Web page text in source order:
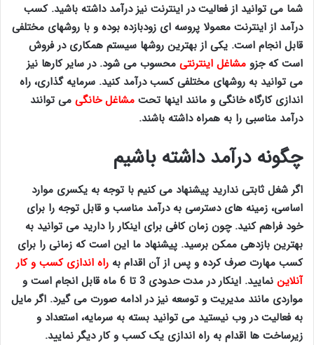
شما می توانید از فعالیت در اینترنت نیز درآمد داشته باشید. کسب
درآمد از اینترنت معمولا پروسه ای زودبازده بوده و با روشهای مختلفی
قابل انجام است. یکی از بهترین روشها سیستم همکاری در فروش
است که جزو مشاغل اینترنتی محسوب می شود. در سایر کارها نیز
می توانید به روشهای مختلفی کسب درآمد کنید. سرمایه گذاری، راه
اندازی کارگاه خانگی و مانند اینها تحت مشاغل خانگی می توانند
درآمد مناسبی را به همراه داشته باشند.
چگونه درآمد داشته باشیم
اگر شغل ثابتی ندارید پیشنهاد می کنیم با توجه به یکسری موارد
اساسی، زمینه های دسترسی به درآمد مناسب و قابل توجه را برای
خود فراهم کنید. چون زمان کافی برای اینکار را دارید می توانید به
بهترین بازدهی ممکن برسید. پیشنهاد ما این است که زمانی را برای
کسب مهارت صرف کرده و پس از آن اقدام به راه اندازی کسب و کار
آنلاین
نمایید. اینکار در مدت حدودی 3 تا 6 ماه قابل انجام است و
مواردی مانند مدیریت و توسعه نیز در ادامه صورت می گیرد. اگر مایل
به فعالیت در وب نیستید می توانید بسته به سرمایه، استعداد و
زیرساخت ها اقدام به راه اندازی یک کسب و کار دیگر نمایید.